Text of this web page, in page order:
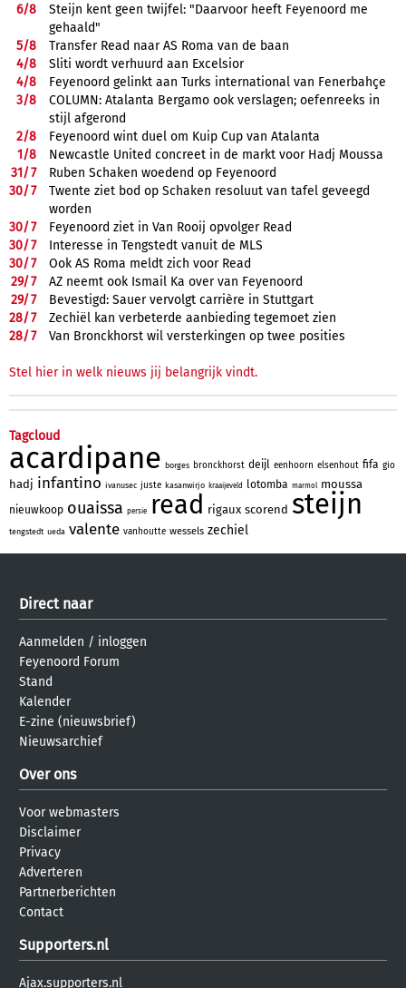
6/8
Steijn kent geen twijfel: "Daarvoor heeft Feyenoord me
gehaald"
5/8
Transfer Read naar AS Roma van de baan
4/8
Sliti wordt verhuurd aan Excelsior
4/8
Feyenoord gelinkt aan Turks international van Fenerbahçe
3/8
COLUMN: Atalanta Bergamo ook verslagen; oefenreeks in
stijl afgerond
2/8
Feyenoord wint duel om Kuip Cup van Atalanta
1/8
Newcastle United concreet in de markt voor Hadj Moussa
31/7
Ruben Schaken woedend op Feyenoord
30/7
Twente ziet bod op Schaken resoluut van tafel geveegd
worden
30/7
Feyenoord ziet in Van Rooij opvolger Read
30/7
Interesse in Tengstedt vanuit de MLS
30/7
Ook AS Roma meldt zich voor Read
29/7
AZ neemt ook Ismail Ka over van Feyenoord
29/7
Bevestigd: Sauer vervolgt carrière in Stuttgart
28/7
Zechiël kan verbeterde aanbieding tegemoet zien
28/7 Van Bronckhorst wil versterkingen op twee posities
Stel hier in welk nieuws jij belangrijk vindt.
Tagcloud
acardipane borges bronckhorst deijl eenhoorn elsenhout fifa gio
hadj infantino ivanusec juste kasanwirjo kraaijeveld lotomba marmol moussa
nieuwkoop ouaissa persie read rigaux scorend steijn
tengstedt ueda valente vanhoutte wessels zechiel
Direct naar
Aanmelden / inloggen
Feyenoord Forum
Stand
Kalender
E-zine (nieuwsbrief)
Nieuwsarchief
Over ons
Voor webmasters
Disclaimer
Privacy
Adverteren
Partnerberichten
Contact
Supporters.nl
Ajax.supporters.nl